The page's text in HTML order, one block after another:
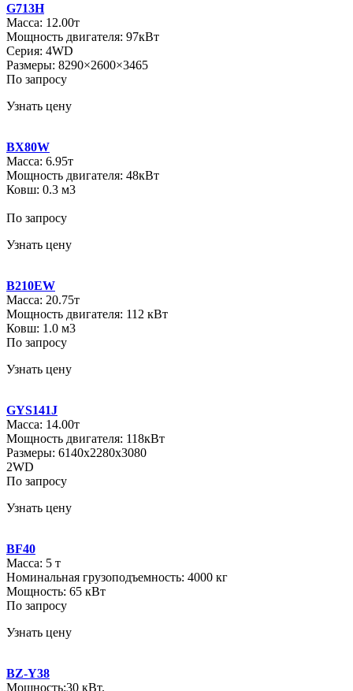
G713H
Масса: 12.00т
Мощность двигателя: 97кВт
Серия: 4WD
Размеры: 8290×2600×3465
По запросу
Узнать цену
BX80W
Масса: 6.95т
Мощность двигателя: 48кВт
Ковш: 0.3 м3
По запросу
Узнать цену
B210EW
Масса: 20.75т
Мощность двигателя: 112 кВт
Ковш: 1.0 м3
По запросу
Узнать цену
GYS141J
Масса: 14.00т
Мощность двигателя: 118кВт
Размеры: 6140х2280х3080
2WD
По запросу
Узнать цену
BF40
Масса: 5 т
Номинальная грузоподъемность: 4000 кг
Мощность: 65 кВт
По запросу
Узнать цену
BZ-Y38
Мощность:30 кВт.